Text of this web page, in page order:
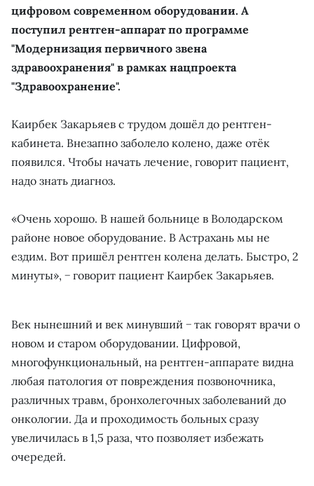
цифровом современном оборудовании. А
поступил рентген-аппарат по программе
"Модернизация первичного звена
здравоохранения" в рамках нацпроекта
"Здравоохранение".
Каирбек Закарьяев с трудом дошёл до рентген-
кабинета. Внезапно заболело колено, даже отёк
появился. Чтобы начать лечение, говорит пациент,
надо знать диагноз.
«Очень хорошо. В нашей больнице в Володарском
районе новое оборудование. В Астрахань мы не
ездим. Вот пришёл рентген колена делать. Быстро, 2
минуты», − говорит пациент Каирбек Закарьяев.
Век нынешний и век минувший − так говорят врачи о
новом и старом оборудовании. Цифровой,
многофункциональный, на рентген-аппарате видна
любая патология от повреждения позвоночника,
различных травм, бронхолегочных заболеваний до
онкологии. Да и проходимость больных сразу
увеличилась в 1,5 раза, что позволяет избежать
очередей.